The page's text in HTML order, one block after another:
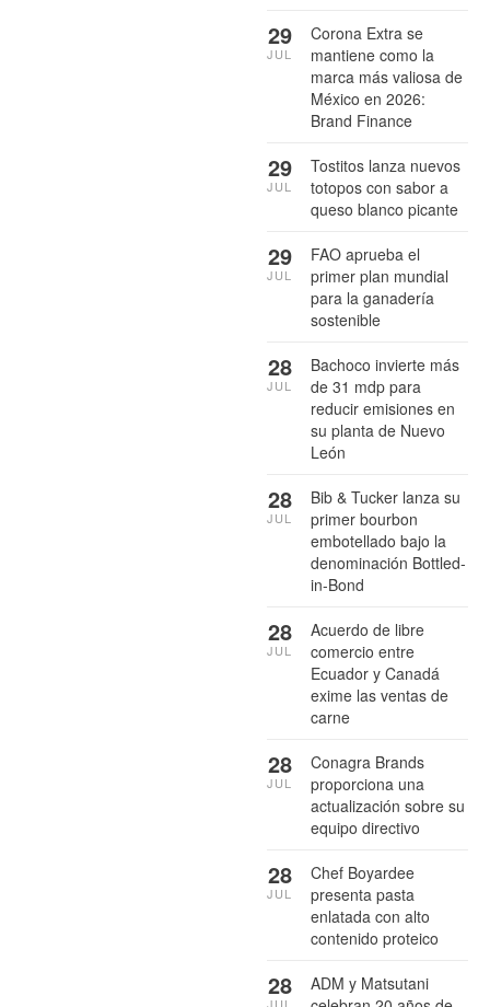
Corona Extra se
mantiene como la
marca más valiosa de
México en 2026:
Brand Finance
29
JUL
Tostitos lanza nuevos
totopos con sabor a
queso blanco picante
29
JUL
FAO aprueba el
primer plan mundial
para la ganadería
sostenible
29
JUL
Bachoco invierte más
de 31 mdp para
reducir emisiones en
su planta de Nuevo
León
28
JUL
Bib & Tucker lanza su
primer bourbon
embotellado bajo la
denominación Bottled-
in-Bond
28
JUL
Acuerdo de libre
comercio entre
Ecuador y Canadá
exime las ventas de
carne
28
JUL
Conagra Brands
proporciona una
actualización sobre su
equipo directivo
28
JUL
Chef Boyardee
presenta pasta
enlatada con alto
contenido proteico
28
JUL
ADM y Matsutani
28
JUL